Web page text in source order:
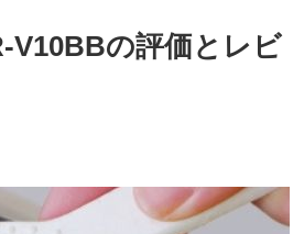
V10BBの評価とレビ